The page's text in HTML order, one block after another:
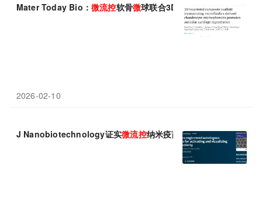
Mater Today Bio：微流控软骨微球联合3D打印支架实现高效耳
2026-02-10
J Nanobiotechnology证实微流控纳米疫苗兼具抗癌激活与疗效